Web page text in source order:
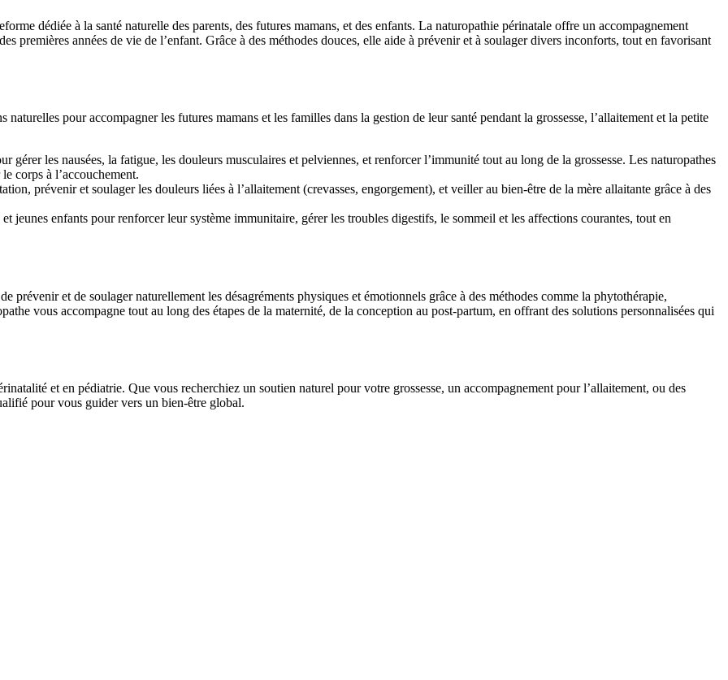
dédiée à la santé naturelle des parents, des futures mamans, et des enfants. La naturopathie périnatale offre un accompagnement
premières années de vie de l’enfant. Grâce à des méthodes douces, elle aide à prévenir et à soulager divers inconforts, tout en favorisant
pour accompagner les futures mamans et les familles dans la gestion de leur santé pendant la grossesse, l’allaitement et la petite
gérer les nausées, la fatigue, les douleurs musculaires et pelviennes, et renforcer l’immunité tout au long de la grossesse. Les naturopathes
corps à l’accouchement.
prévenir et soulager les douleurs liées à l’allaitement (crevasses, engorgement), et veiller au bien-être de la mère allaitante grâce à des
jeunes enfants pour renforcer leur système immunitaire, gérer les troubles digestifs, le sommeil et les affections courantes, tout en
prévenir et de soulager naturellement les désagréments physiques et émotionnels grâce à des méthodes comme la phytothérapie,
vous accompagne tout au long des étapes de la maternité, de la conception au post-partum, en offrant des solutions personnalisées qui
et en pédiatrie. Que vous recherchiez un soutien naturel pour votre grossesse, un accompagnement pour l’allaitement, ou des
pour vous guider vers un bien-être global.